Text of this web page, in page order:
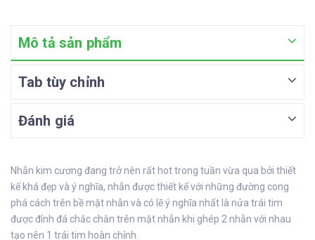
Mô tả sản phẩm
Tab tùy chỉnh
Đánh giá
Nhẫn kim cương đang trở nên rất hot trong tuần vừa qua bởi thiết
kế khá đẹp và ý nghĩa, nhẫn được thiết kế với những đường cong
phá cách trên bề mặt nhẫn và có lẽ ý nghĩa nhất là nửa trái tim
được đính đá chắc chắn trên mặt nhẫn khi ghép 2 nhẫn với nhau
tạo nên 1 trái tim hoàn chỉnh.